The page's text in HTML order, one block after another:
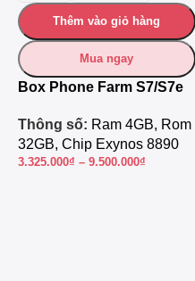
Thêm vào giỏ hàng
Mua ngay
Box Phone Farm S7/S7e
Thông số: Ram 4GB, Rom
32GB, Chip Exynos 8890
3.325.000₫ – 9.500.000₫